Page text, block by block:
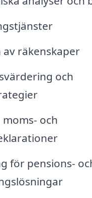
av räkenskaper
och
och
för pensions-